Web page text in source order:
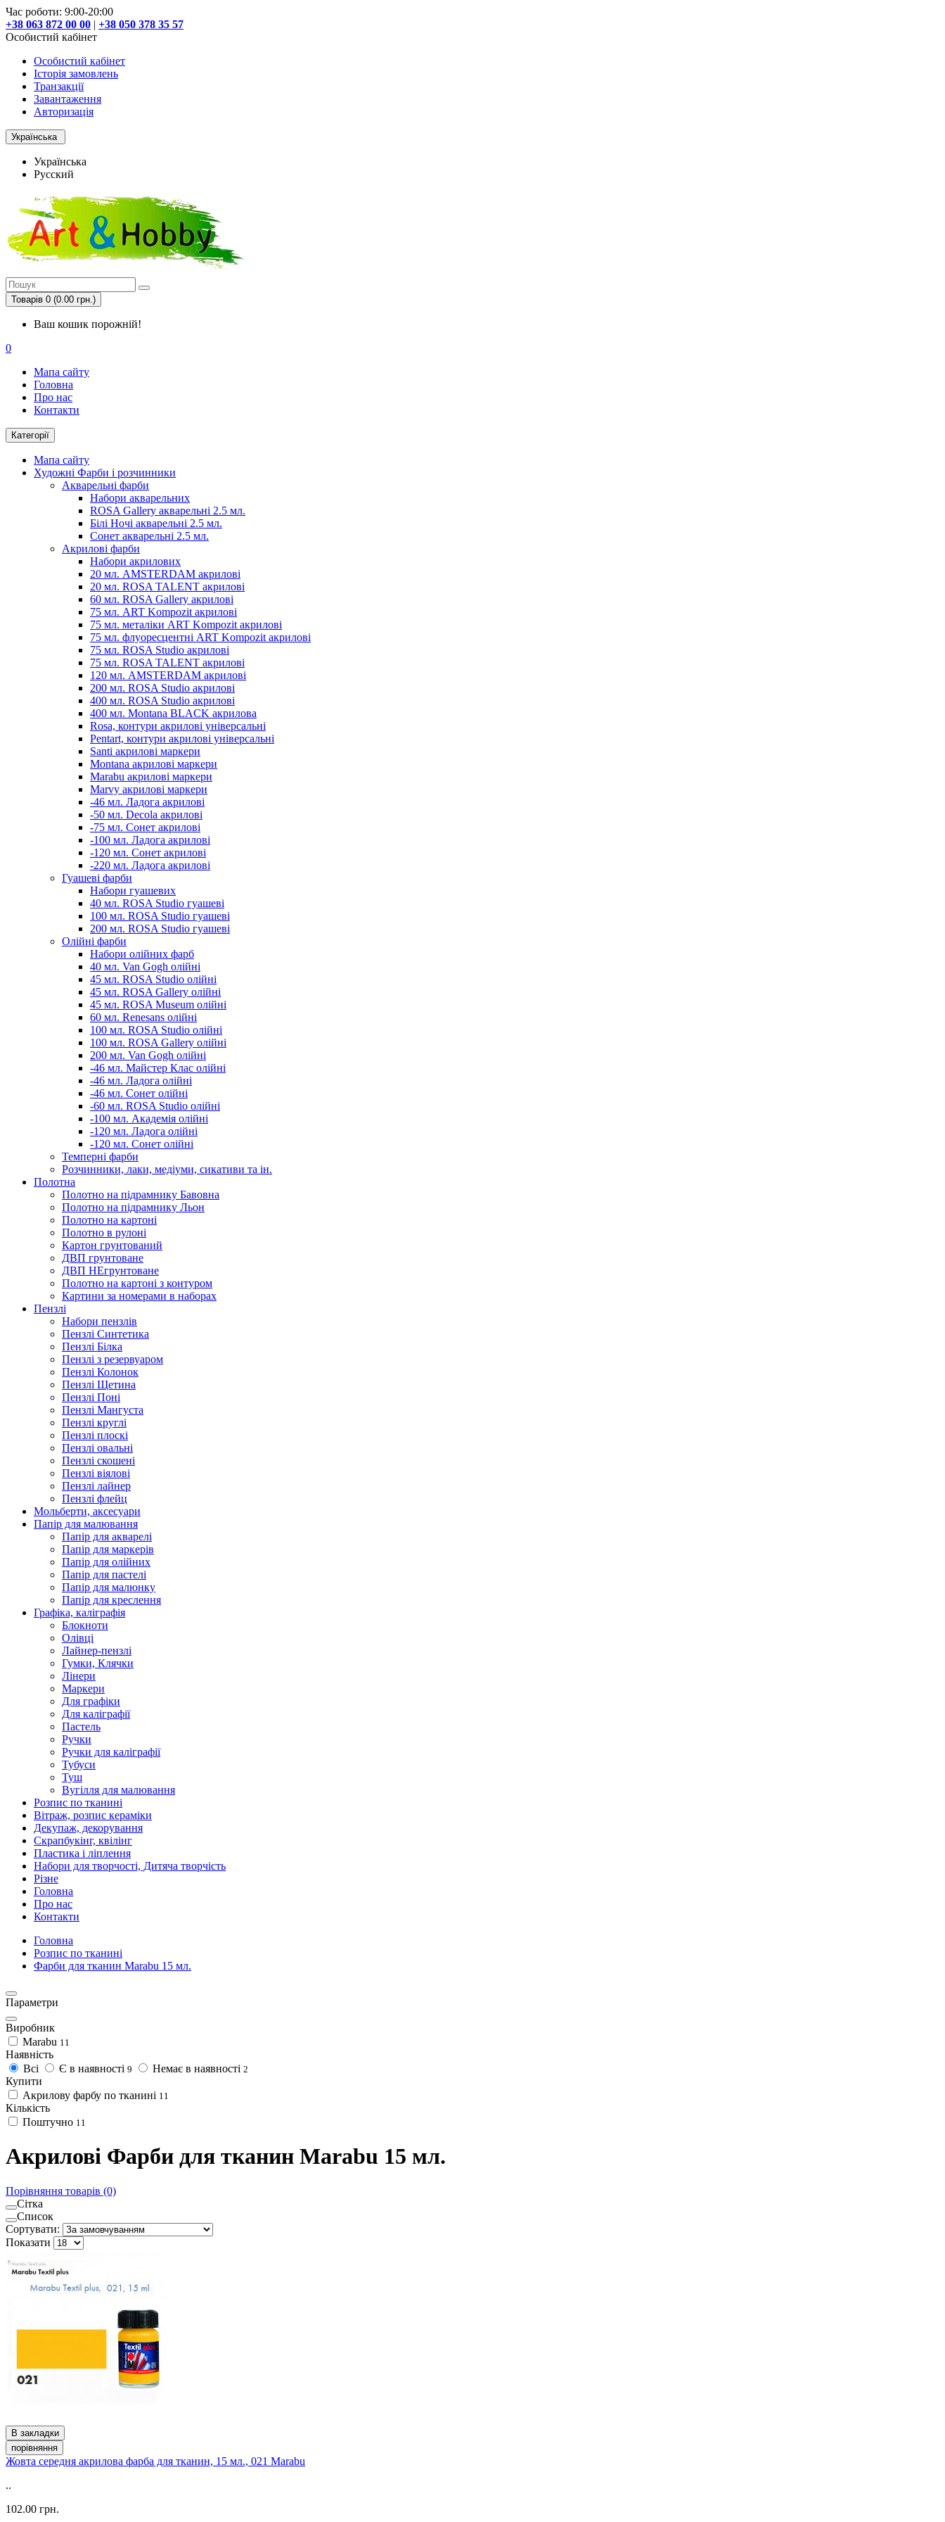
Час роботи: 9:00-20:00
+38 063 872 00 00 | +38 050 378 35 57
Особистий кабінет
Особистий кабінет
Історія замовлень
Транзакції
Завантаження
Авторизація
Українська
Українська
Русский
Товарів 0 (0.00 грн.)
Ваш кошик порожній!
0
Мапа сайту
Головна
Про нас
Контакти
Категорії
Мапа сайту
Художні Фарби і розчинники
Акварельні фарби
Набори акварельних
ROSA Gallery акварельні 2.5 мл.
Білі Ночі акварельні 2.5 мл.
Сонет акварельні 2.5 мл.
Акрилові фарби
Набори акрилових
20 мл. AMSTERDAM акрилові
20 мл. ROSA TALENT акрилові
60 мл. ROSA Gallery акрилові
75 мл. ART Kompozit акрилові
75 мл. металіки ART Kompozit акрилові
75 мл. флуоресцентні ART Kompozit акрилові
75 мл. ROSA Studio акрилові
75 мл. ROSA TALENT акрилові
120 мл. AMSTERDAM акрилові
200 мл. ROSA Studio акрилові
400 мл. ROSA Studio акрилові
400 мл. Montana BLACK акрилова
Rosa, контури акрилові універсальні
Pentart, контури акрилові універсальні
Santi акрилові маркери
Montana акрилові маркери
Marabu акрилові маркери
Marvy акрилові маркери
-46 мл. Ладога акрилові
-50 мл. Decola акрилові
-75 мл. Сонет акрилові
-100 мл. Ладога акрилові
-120 мл. Сонет акрилові
-220 мл. Ладога акрилові
Гуашеві фарби
Набори гуашевих
40 мл. ROSA Studio гуашеві
100 мл. ROSA Studio гуашеві
200 мл. ROSA Studio гуашеві
Олійні фарби
Набори олійних фарб
40 мл. Van Gogh олійні
45 мл. ROSA Studio олійні
45 мл. ROSA Gallery олійні
45 мл. ROSA Museum олійні
60 мл. Renesans олійні
100 мл. ROSA Studio олійні
100 мл. ROSA Gallery олійні
200 мл. Van Gogh олійні
-46 мл. Майстер Клас олійні
-46 мл. Ладога олійні
-46 мл. Сонет олійні
-60 мл. ROSA Studio олійні
-100 мл. Академія олійні
-120 мл. Ладога олійні
-120 мл. Сонет олійні
Темперні фарби
Розчинники, лаки, медіуми, сикативи та ін.
Полотна
Полотно на підрамнику Бавовна
Полотно на підрамнику Льон
Полотно на картоні
Полотно в рулоні
Картон грунтований
ДВП грунтоване
ДВП НЕгрунтоване
Полотно на картоні з контуром
Картини за номерами в наборах
Пензлі
Набори пензлів
Пензлі Синтетика
Пензлі Білка
Пензлі з резервуаром
Пензлі Колонок
Пензлі Щетина
Пензлі Поні
Пензлі Мангуста
Пензлі круглі
Пензлі плоскі
Пензлі овальні
Пензлі скошені
Пензлі віялові
Пензлі лайнер
Пензлі флейц
Мольберти, аксесуари
Папір для малювання
Папір для акварелі
Папір для маркерів
Папір для олійних
Папір для пастелі
Папір для малюнку
Папір для креслення
Графіка, каліграфія
Блокноти
Олівці
Лайнер-пензлі
Гумки, Клячки
Лінери
Маркери
Для графіки
Для каліграфії
Пастель
Ручки
Ручки для каліграфії
Тубуси
Туш
Вугілля для малювання
Розпис по тканині
Вітраж, розпис кераміки
Декупаж, декорування
Скрапбукінг, квілінг
Пластика і ліплення
Набори для творчості, Дитяча творчість
Різне
Головна
Про нас
Контакти
Головна
Розпис по тканині
Фарби для тканин Marabu 15 мл.
Параметри
Виробник
Marabu 11
Наявність
Всі
Є в наявності 9 Немає в наявності 2
Купити
Акрилову фарбу по тканині 11
Кількість
Поштучно 11
Акрилові Фарби для тканин Marabu 15 мл.
Порівняння товарів (0)
Сітка
Список
Сортувати:
Показати
В закладки
порівняння
Жовта середня акрилова фарба для тканин, 15 мл., 021 Marabu
..
102.00 грн.